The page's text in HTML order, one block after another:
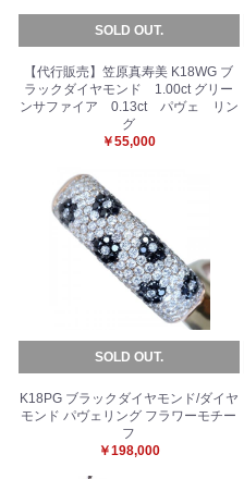
SOLD OUT.
【代行販売】笠原真寿美 K18WG ブ
ラックダイヤモンド 1.00ct グリー
ンサファイア 0.13ct パヴェ リン
グ
￥55,000
SOLD OUT.
K18PG ブラックダイヤモンド/ダイヤ
モンド パヴェリング フラワーモチー
フ
￥198,000
お買い物を続ける